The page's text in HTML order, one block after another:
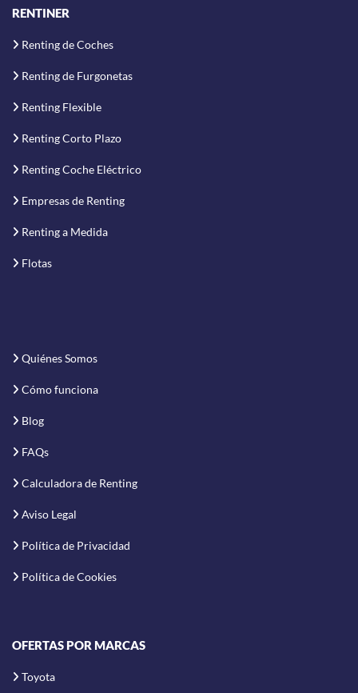
RENTINER
Renting de Coches
Renting de Furgonetas
Renting Flexible
Renting Corto Plazo
Renting Coche Eléctrico
Empresas de Renting
Renting a Medida
Flotas
Quiénes Somos
Cómo funciona
Blog
FAQs
Calculadora de Renting
Aviso Legal
Política de Privacidad
Política de Cookies
OFERTAS POR MARCAS
Toyota